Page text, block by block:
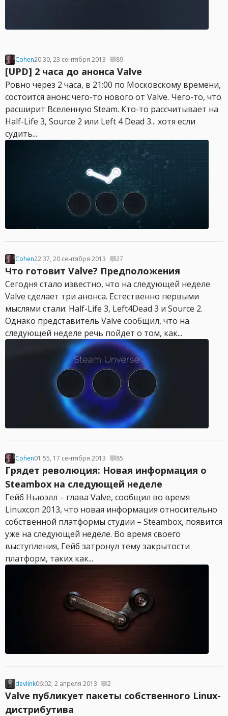
Cohen20:30, 23 сентября 2013 89
[UPD] 2 часа до анонса Valve
Ровно через 2 часа, в 21:00 по Московскому времени,
состоится анонс чего-то нового от Valve. Чего-то, что
расширит Вселенную Steam. Кто-то рассчитывает на
Half-Life 3, Source 2 или Left 4 Dead 3... хотя если
судить...
Cohen22:37, 20 сентября 2013 27
Что готовит Valve? Предположения
Сегодня стало известно, что на следующей неделе
Valve сделает три анонса. Естественно первыми
мыслями стали: Half-Life 3, Left4Dead 3 и Source 2.
Однако представитель Valve сообщил, что на
следующей неделе речь пойдет о том, как...
Cohen01:55, 17 сентября 2013 85
Грядет революция: Новая информация о
Steambox на следующей неделе
Гейб Ньюэлл – глава Valve, сообщил во время
Linuxcon 2013, что новая информация относительно
собственной платформы студии – Steambox, появится
уже на следующей неделе. Во время своего
выступления, Гейб затронул тему закрытости
платформ, таких как...
devlink06:02, 2 апреля 2013 2
Valve публикует пакеты собственного Linux-
дистрибутива